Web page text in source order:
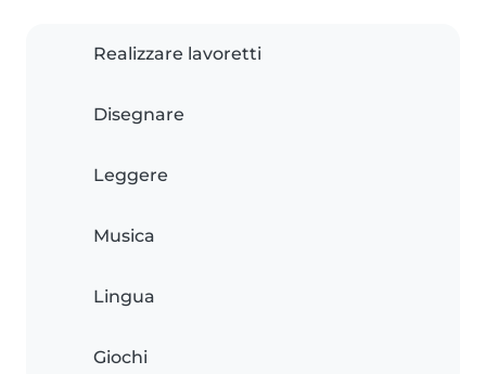
Realizzare lavoretti
Disegnare
Leggere
Musica
Lingua
Giochi